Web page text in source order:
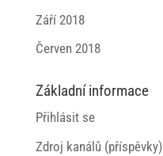
Září 2018
Červen 2018
Základní informace
Přihlásit se
Zdroj kanálů (příspěvky)